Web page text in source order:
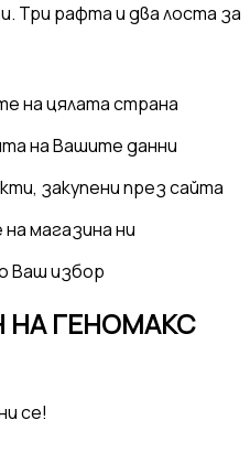
Три рафта и два лоста за
на цялата страна
на Вашите данни
закупени през сайта
магазина ни
Ваш избор
НА ГЕНОМАКС
се!